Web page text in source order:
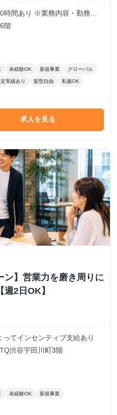
間あり ※業務内容・勤務状
階
未経験OK 新規事業 グローバル
実績あり 髪型自由 私服OK
求人を見る
ン】営業力を磨き周りに
2日OK】
てインセンティブ支給あり
渋谷宇田川町3階
未経験OK 新規事業